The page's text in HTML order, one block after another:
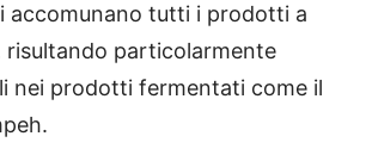
accomunano tutti i prodotti a
risultando particolarmente
nei prodotti fermentati come il